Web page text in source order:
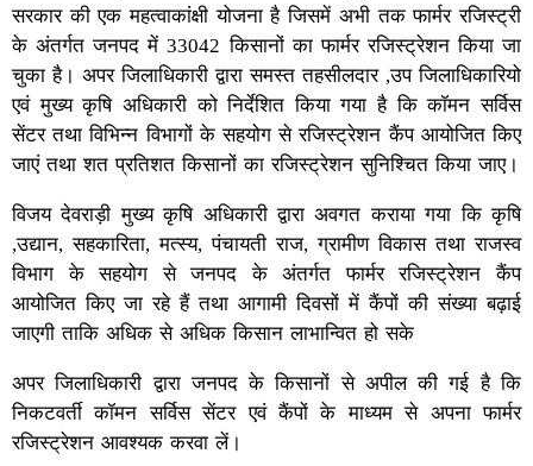
सरकार की एक महत्वाकांक्षी योजना है जिसमें अभी तक फार्मर रजिस्ट्री
के अंतर्गत जनपद में 33042 किसानों का फार्मर रजिस्ट्रेशन किया जा
चुका है। अपर जिलाधिकारी द्वारा समस्त तहसीलदार ,उप जिलाधिकारियो
एवं मुख्य कृषि अधिकारी को निर्देशित किया गया है कि कॉमन सर्विस
सेंटर तथा विभिन्न विभागों के सहयोग से रजिस्ट्रेशन कैंप आयोजित किए
जाएं तथा शत प्रतिशत किसानों का रजिस्ट्रेशन सुनिश्चित किया जाए।
विजय देवराड़ी मुख्य कृषि अधिकारी द्वारा अवगत कराया गया कि कृषि
,उद्यान, सहकारिता, मत्स्य, पंचायती राज, ग्रामीण विकास तथा राजस्व
विभाग के सहयोग से जनपद के अंतर्गत फार्मर रजिस्ट्रेशन कैंप
आयोजित किए जा रहे हैं तथा आगामी दिवसों में कैंपों की संख्या बढ़ाई
जाएगी ताकि अधिक से अधिक किसान लाभान्वित हो सके
अपर जिलाधिकारी द्वारा जनपद के किसानों से अपील की गई है कि
निकटवर्ती कॉमन सर्विस सेंटर एवं कैंपों के माध्यम से अपना फार्मर
रजिस्ट्रेशन आवश्यक करवा लें।